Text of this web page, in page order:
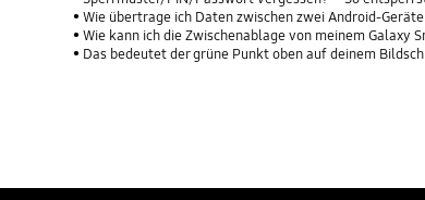
Wie übertrage ich Daten zwischen zwei Android-
Wie kann ich die Zwischenablage von meinem Galaxy
Das bedeutet der grüne Punkt oben auf deinem